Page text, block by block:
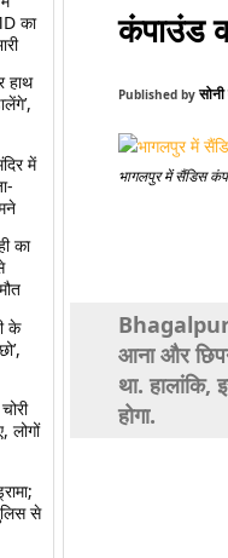
का
हाथ
में
का
के
लोगों
से
कंपाउंड
Published by सोनी
भागलपुर में सैंडिस
Bhagalpur
आना और
था. हालांकि,
होगा.